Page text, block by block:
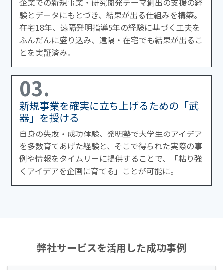
企業での新規事業・研究開発テーマ創出の支援の経
験とデータにもとづき、結果が出る仕組みを構築。
在宅18年、遠隔発明指導5年の経験に基づく工夫を
ふんだんに盛り込み、遠隔・在宅でも結果が出るこ
とを実証済み。
03.
新規事業を確実に立ち上げるための「武
器」を授ける
自身の失敗・成功体験、発明塾で大学生のアイデア
を多数育てあげた経験と、そこで得られた実際の事
例や情報をタイムリーに提供することで、「粘り強
くアイデアを企画に育てる」ことが可能に。
弊社サービスを活用した成功事例